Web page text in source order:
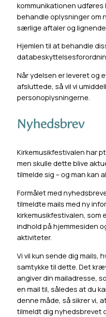
kommunikationen udføres
behandle oplysninger om
særlige aftaler og lignende.
Hjemlen til at behandle
Når ydelsen er leveret og
afsluttede, så vil vi
personoplysningerne.
Nyhedsbrev
Kirkemusikfestivalen har
men skulle dette blive
tilmelde sig – og man kan
Formålet med
tilmeldte mails med ny
kirkemusikfestivalen, som
indhold på hjemmesiden
aktiviteter.
Vi vil kun sende dig mails,
samtykke til dette. Det
angiver din mailadresse,
en mail til, således at du
denne måde, så sikrer vi,
tilmeldt dig nyhedsbrevet